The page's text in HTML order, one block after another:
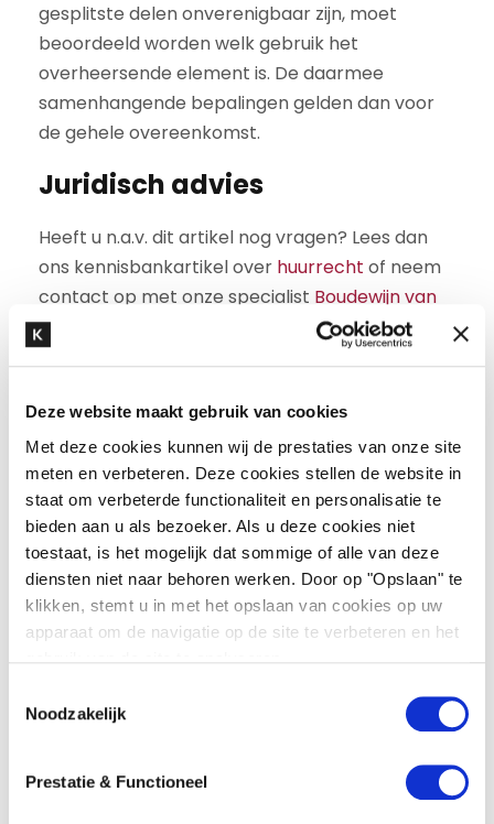
Deze website maakt gebruik van cookies
Met deze cookies kunnen wij de prestaties van onze site
meten en verbeteren. Deze cookies stellen de website in
staat om verbeterde functionaliteit en personalisatie te
bieden aan u als bezoeker. Als u deze cookies niet
toestaat, is het mogelijk dat sommige of alle van deze
diensten niet naar behoren werken. Door op "Opslaan" te
klikken, stemt u in met het opslaan van cookies op uw
apparaat om de navigatie op de site te verbeteren en het
Noodzakelijk
Prestatie & Functioneel
gesplitste delen onverenigbaar zijn, moet
beoordeeld worden welk gebruik het
overheersende element is. De daarmee
samenhangende bepalingen gelden dan voor
de gehele overeenkomst.
Juridisch advies
Heeft u n.a.v. dit artikel nog vragen? Lees dan
ons kennisbankartikel over huurrecht of neem
contact op met onze specialist Boudewijn van
Nieuwenhuijzen
heel dichtbij de opdrachtgever staat. Ik denk
veel op strategisch niveau mee, met heel
tastbare uitkomsten, zoals een ondertekende
huurovereenkomst, als resultaat.”